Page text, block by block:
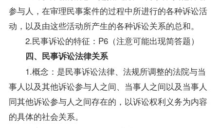
参与人，在审理民事案件的过程中所进行的各种诉讼活
动，以及由这些活动所产生的各种诉讼关系的总和。
2.民事诉讼的特征：P6（注意可能出现简答题）
四、民事诉讼法律关系
1.概念：是民事诉讼法律、法规所调整的法院与当
事人以及其他诉讼参与人之间、当事人之间以及当事人
同其他诉讼参与人之间存在的，以诉讼权利义务为内容
的具体的社会关系。